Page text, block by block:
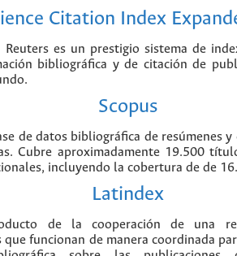
Citation Index
Reuters es un prestigio sistema de
bibliográfica y de citación de
Scopus
de datos bibliográfica de resúmenes
Cubre aproximadamente 19.500
incluyendo la cobertura de de
Latindex
de la cooperación de una
que funcionan de manera coordinada